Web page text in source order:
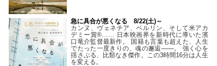
急に具合が悪くなる 8/22(土)～
カンヌ、ヴェネチア、ベルリン、そして米アカ
デミー賞®…… 日本映画界を新時代に導いた濱
口竜介監督最新作。 国籍も言葉も超えた、人生
でたった一度きりの、魂の邂逅――。 強く心を
揺さぶる、比類なき傑作。この3時間16分は人生
を変える。